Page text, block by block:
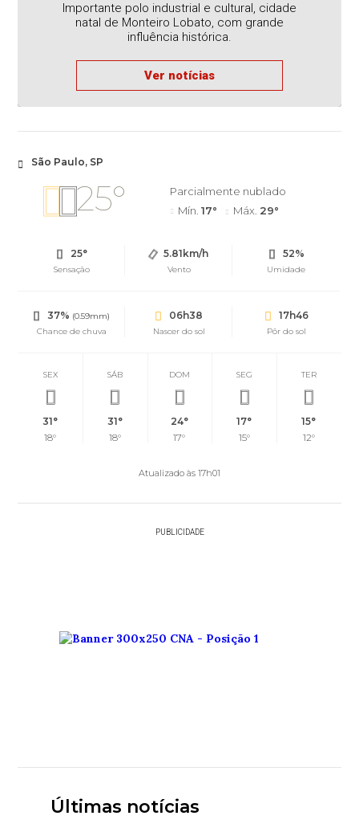
Importante polo industrial e cultural, cidade
natal de Monteiro Lobato, com grande
influência histórica.
Ver notícias
São Paulo, SP
25°
Parcialmente nublado
Mín. 17° Máx. 29°
25°
Sensação
5.81km/h
Vento
52%
Umidade
37% (0.59mm)
Chance de chuva
06h38
Nascer do sol
17h46
Pôr do sol
SEX
31°
18°
SÁB
31°
18°
DOM
24°
17°
SEG
17°
15°
TER
15°
12°
Atualizado às 17h01
PUBLICIDADE
Últimas notícias